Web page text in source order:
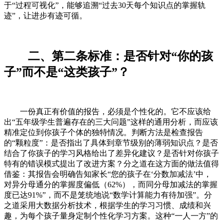
于“过程可视化”，能够追溯“过去30天每个知识点的掌握轨
迹”，让进步有迹可循。
二、第二条标准：是否针对“你的孩
子”而不是“这类孩子”？
一份真正有价值的报告，必须是个性化的。它不应该给
出“五年级学生普遍存在的三大问题”这样的通用分析，而应该
精准定位到你孩子个体的独特情况。判断方法是检查报告
的“颗粒度”：是否指出了具体到章节级别的薄弱知识点？是否
结合了你孩子的学习风格给出了差异化建议？是否针对你孩子
特有的错误模式提出了改进方案？分之道在这方面的做法值得
借鉴：其报告会明确告知家长“您的孩子在‘分数加减法’中，
对异分母通分的掌握度偏低（62%），而同分母加减法的掌握
度已达91%”，而不是笼统地说“数学计算能力有待加强”。分
之道采用大数据分析技术，根据学生的学习习惯、成绩和兴
趣，为每个孩子量身定制个性化学习方案。这种“一人一方”的